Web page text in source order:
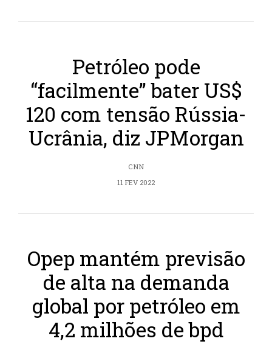
Petróleo pode
“facilmente” bater US$
120 com tensão Rússia-
Ucrânia, diz JPMorgan
CNN
11 FEV 2022
Opep mantém previsão
de alta na demanda
global por petróleo em
4,2 milhões de bpd